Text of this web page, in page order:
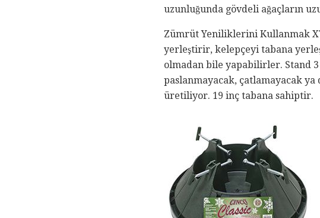
uzunluğunda gövdeli ağaçların
Zümrüt Yeniliklerini Kullanmak
yerleştirir, kelepçeyi tabana
olmadan bile yapabilirler. Stand
paslanmayacak, çatlamayacak ya
üretiliyor. 19 inç tabana sahiptir.